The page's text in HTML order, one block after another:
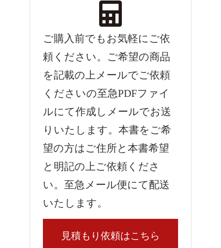
ご購入前でもお気軽にご依
頼ください。ご希望の商品
を記載の上メールでご依頼
くださいの至急PDFファイ
ルにて作成しメールでお送
りいたします。本書をご希
望の方はご住所と本書希望
と明記の上ご依頼くださ
い。至急メール便にて配送
いたします。
見積もり依頼はこちら